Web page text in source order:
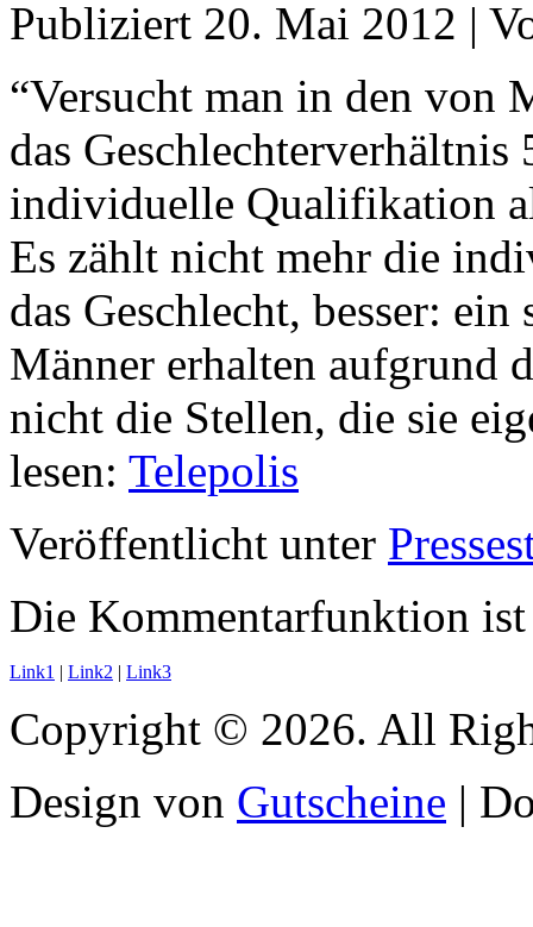
Publiziert 20. Mai 2012 |
“Versucht man in den von
das
individuelle Qualifikation
Es zählt nicht mehr die
das Geschlecht, besser:
Männer erhalten aufgrund
nicht die Stellen, die sie
lesen: Telepolis
Veröffentlicht unter
Die Kommentarfunktion ist
Link1 | Link2 | Link3
Copyright © 2026. All
Design von Gutscheine |